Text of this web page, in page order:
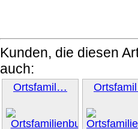
Kunden, die diesen
auch:
Ortsfamil…